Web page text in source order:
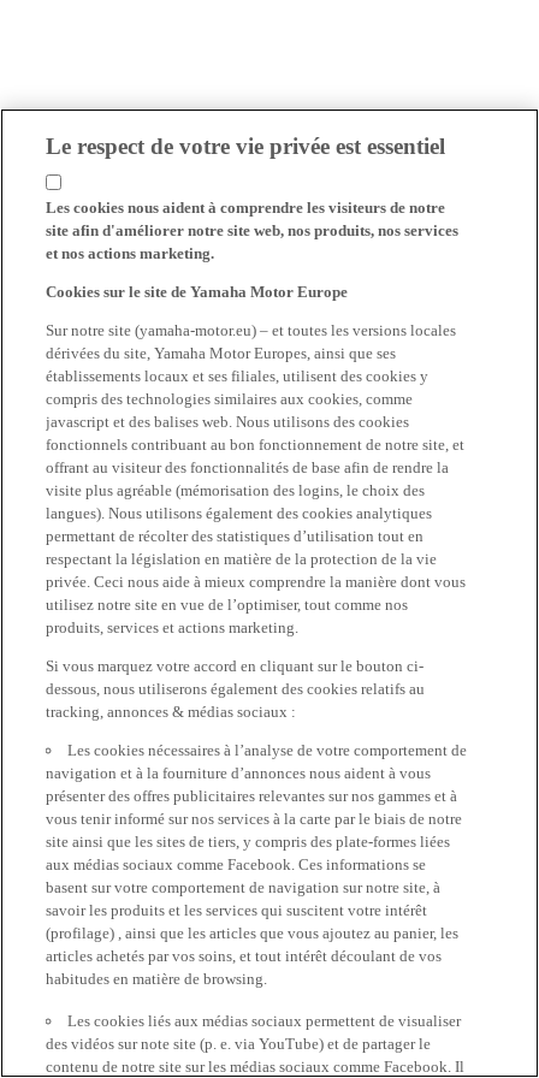
Le respect de votre vie privée est essentiel
Les cookies nous aident à comprendre les visiteurs de notre
site afin d'améliorer notre site web, nos produits, nos services
et nos actions marketing.
Cookies sur le site de Yamaha Motor Europe
Sur notre site (yamaha-motor.eu) – et toutes les versions locales
dérivées du site, Yamaha Motor Europes, ainsi que ses
établissements locaux et ses filiales, utilisent des cookies y
compris des technologies similaires aux cookies, comme
javascript et des balises web. Nous utilisons des cookies
fonctionnels contribuant au bon fonctionnement de notre site, et
offrant au visiteur des fonctionnalités de base afin de rendre la
visite plus agréable (mémorisation des logins, le choix des
langues). Nous utilisons également des cookies analytiques
permettant de récolter des statistiques d’utilisation tout en
respectant la législation en matière de la protection de la vie
privée. Ceci nous aide à mieux comprendre la manière dont vous
utilisez notre site en vue de l’optimiser, tout comme nos
produits, services et actions marketing.
Si vous marquez votre accord en cliquant sur le bouton ci-
dessous, nous utiliserons également des cookies relatifs au
tracking, annonces & médias sociaux :
Les cookies nécessaires à l’analyse de votre comportement de
navigation et à la fourniture d’annonces nous aident à vous
présenter des offres publicitaires relevantes sur nos gammes et à
vous tenir informé sur nos services à la carte par le biais de notre
site ainsi que les sites de tiers, y compris des plate-formes liées
aux médias sociaux comme Facebook. Ces informations se
basent sur votre comportement de navigation sur notre site, à
savoir les produits et les services qui suscitent votre intérêt
(profilage) , ainsi que les articles que vous ajoutez au panier, les
articles achetés par vos soins, et tout intérêt découlant de vos
habitudes en matière de browsing.
Les cookies liés aux médias sociaux permettent de visualiser
des vidéos sur note site (p. e. via YouTube) et de partager le
contenu de notre site sur les médias sociaux comme Facebook. Il